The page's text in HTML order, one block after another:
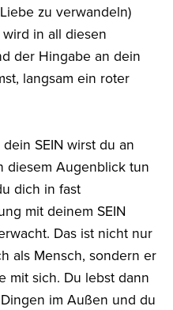
zu verwandeln)
in all diesen
der Hingabe an dein
langsam ein roter
SEIN wirst du an
diesem Augenblick tun
dich in fast
mit deinem SEIN
Das ist nicht nur
als Mensch, sondern er
mit sich. Du lebst dann
im Außen und du